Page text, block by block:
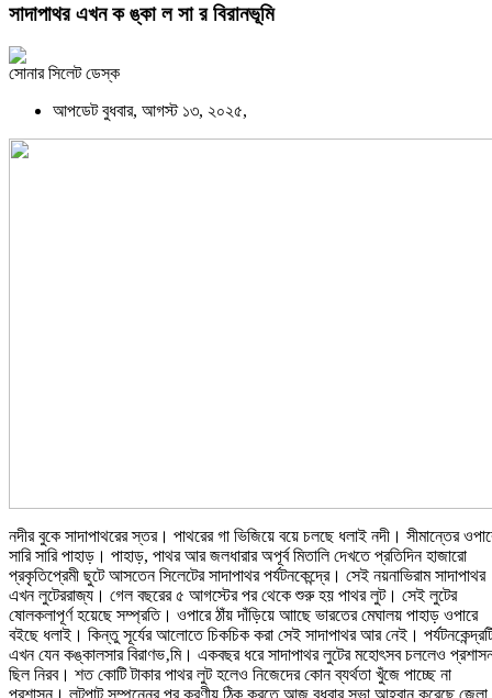
সাদাপাথর এখন ক ঙ্কা ল সা র বিরানভূমি
সোনার সিলেট ডেস্ক
আপডেট বুধবার, আগস্ট ১৩, ২০২৫,
নদীর বুকে সাদাপাথরের স্তর। পাথরের গা ভিজিয়ে বয়ে চলছে ধলাই নদী। সীমান্তের
সারি সারি পাহাড়। পাহাড়, পাথর আর জলধারার অপূর্ব মিতালি দেখতে প্রতিদিন হাজারো
প্রকৃতিপ্রেমী ছুটে আসতেন সিলেটের সাদাপাথর পর্যটনকেন্দ্রে। সেই নয়নাভিরাম সাদাপাথর
এখন লুটেররাজ্য। গেল বছরের ৫ আগস্টের পর থেকে শুরু হয় পাথর লুট। সেই লুটের
ষোলকলাপূর্ণ হয়েছে সম্প্রতি। ওপারে ঠাঁয় দাঁড়িয়ে আাছে ভারতের মেঘালয় পাহাড় ওপারে
বইছে ধলাই। কিন্তু সূর্যের আলোতে চিকচিক করা সেই সাদাপাথর আর নেই।
এখন যেন কঙ্কালসার বিরাণভ‚মি। একবছর ধরে সাদাপাথর লুটের মহোৎসব চললেও
ছিল নিরব। শত কোটি টাকার পাথর লুট হলেও নিজেদের কোন ব্যর্থতা খুঁজে পাচ্ছে না